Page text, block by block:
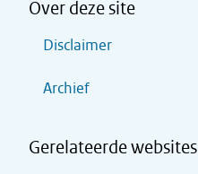
Over deze site
Disclaimer
Archief
Gerelateerde websites